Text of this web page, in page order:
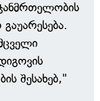
შესახებ,"